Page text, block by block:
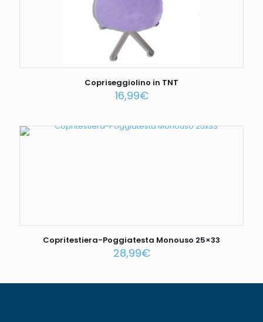
Copriseggiolino in TNT
16,99€
Copritestiera-Poggiatesta Monouso 25×33
28,99€